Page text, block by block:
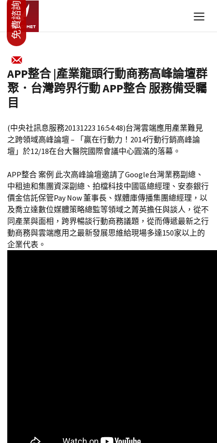
APP整合 |產業龍頭行動商務高峰論壇群
聚．台灣跨界行動 APP整合 服務備受矚
目
(中央社訊息服務20131223 16:54:48)台灣雲端應用產業難見
之跨領域高峰論壇 – 「贏在行動力！2014行動行銷高峰論
壇」於12/18在台大醫院國際會議中心圓滿的落幕。
APP整合 案例 此次高峰論壇邀請了Google台灣業務副總、
中租迪和集團資深副總、拍檔科技中國區總經理、安泰銀行
價金信託保管Pay Now 董事長、媒體庫傳播集團總經理，以
及喬立達數位媒體策略總監等領域之菁英擔任與談人，從不
同產業與面相，跨界暢談行動商務議題，從而傳遞最新之行
動商務與雲端應用之最新發展思維給現場多達150家以上的
企業代表。